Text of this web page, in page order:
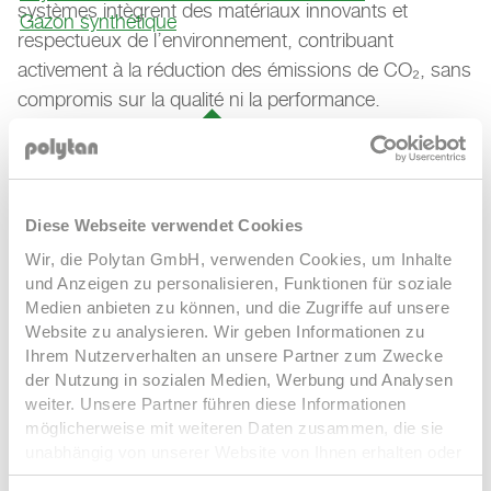
Diese Webseite verwendet Cookies
Wir, die Polytan GmbH, verwenden Cookies, um Inhalte
und Anzeigen zu personalisieren, Funktionen für soziale
Medien anbieten zu können, und die Zugriffe auf unsere
Website zu analysieren. Wir geben Informationen zu
Ihrem Nutzerverhalten an unsere Partner zum Zwecke
der Nutzung in sozialen Medien, Werbung und Analysen
weiter. Unsere Partner führen diese Informationen
möglicherweise mit weiteren Daten zusammen, die sie
gesammelt haben. Um diese Cookies zu nutzen,
systèmes intègrent des matériaux innovants et
respectueux de l’environnement, contribuant
activement à la réduction des émissions de CO₂, sans
compromis sur la qualité ni la performance.
UN PARTENARIAT TOURNÉ VERS L’AVENIR
« Nous sommes très fiers d’avoir été choisis par
England Athletics comme partenaire privilégié pour les
revêtements », déclare Ashley Appleby, Directeur des
Ventes Internationales chez Polytan.
« Ce partenariat ne se limite pas aux pistes – il s’agit
Gazon synthétique